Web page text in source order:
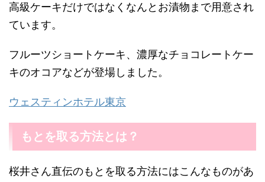
高級ケーキだけではなくなんとお漬物まで用意され
ています。
フルーツショートケーキ、濃厚なチョコレートケー
キのオコアなどが登場しました。
ウェスティンホテル東京
もとを取る方法とは？
桜井さん直伝のもとを取る方法にはこんなものがあ